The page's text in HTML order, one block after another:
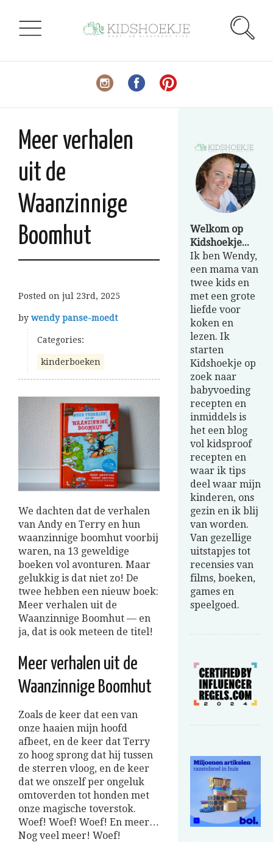
Meer verhalen
uit de
Waanzinnige
Boomhut
Posted on jul 23rd, 2025
by wendy panse-moedt
Categories:
kinderboeken
We dachten dat de verhalen
van Andy en Terry en hun
waanzinnige boomhut voorbij
waren, na 13 geweldige
boeken vol avonturen. Maar
gelukkig is dat niet zo! De
twee hebben een nieuw boek:
Meer verhalen uit de
Waanzinnige Boomhut — en
ja, dat is ook meteen de titel!
Meer verhalen uit de
Waanzinnige Boomhut
Zoals de keer dat een van
onze haaien mijn hoofd
afbeet, en de keer dat Terry
zo hoog sprong dat hij tussen
de sterren vloog, en de keer
dat we onszelf per ongeluk
omtoverden tot honden met
onze magische toverstok.
Woef! Woef! Woef! En meer…
Nog veel meer! Woef!
Welkom op
Kidshoekje...
Ik ben Wendy,
een mama van
twee kids en
met een grote
liefde voor
koken en
lezen. Ik
starten
Kidshoekje op
zoek naar
babyvoeding
recepten en
inmiddels is
het een blog
vol kidsproof
recepten en
waar ik tips
deel waar mijn
kinderen, ons
gezin en ik blij
van worden.
Van gezellige
uitstapjes tot
recensies van
films, boeken,
games en
speelgoed.